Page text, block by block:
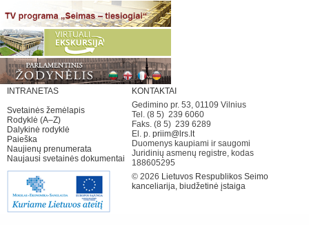
INTRANETAS
Svetainės žemėlapis
Rodyklė (A–Z)
Dalykinė rodyklė
Paieška
Naujienų prenumerata
Naujausi svetainės dokumentai
KONTAKTAI
Gedimino pr. 53, 01109 Vilnius
Tel. (8 5) 239 6060
Faks. (8 5) 239 6289
El. p. priim@lrs.lt
Duomenys kaupiami ir saugomi
Juridinių asmenų registre, kodas
188605295
© 2026 Lietuvos Respublikos Seimo
kanceliarija, biudžetinė įstaiga